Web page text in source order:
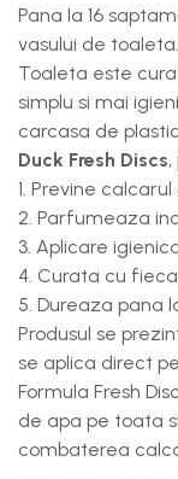
Pana la 16
vasului de toaleta.
Toaleta este
simplu si mai
carcasa de
Duck Fresh Discs
1. Previne
2. Parfumeaza
3. Aplicare
4. Curata cu
5. Dureaza pana
Produsul se
se aplica direct
Formula Fresh
de apa pe toata
combaterea